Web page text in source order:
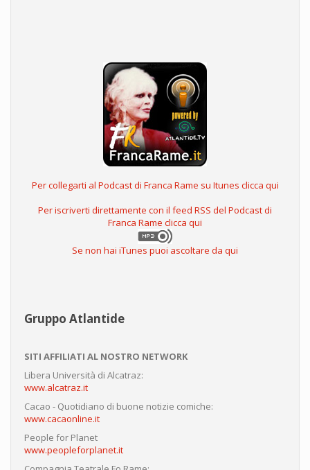
Per collegarti al Podcast di Franca Rame su Itunes clicca qui
Per iscriverti direttamente con il feed RSS del Podcast di
Franca Rame clicca qui
Se non hai iTunes puoi ascoltare da qui
Gruppo Atlantide
SITI AFFILIATI AL NOSTRO NETWORK
Libera Università di Alcatraz:
www.alcatraz.it
Cacao - Quotidiano di buone notizie comiche:
www.cacaonline.it
People for Planet
www.peopleforplanet.it